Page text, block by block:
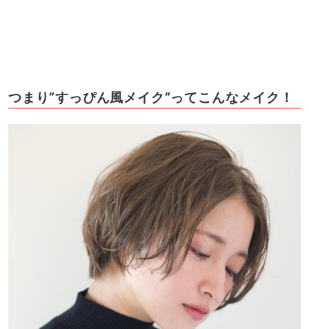
つまり”すっぴん風メイク”ってこんなメイク！